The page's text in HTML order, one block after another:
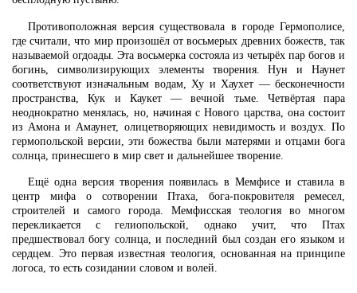
Противоположная версия существовала в городе Гермополисе,
где считали, что мир произошёл от восьмерых древних божеств, так
называемой огдоады. Эта восьмерка состояла из четырёх пар богов и
богинь, символизирующих элементы творения. Нун и Наунет
соответствуют изначальным водам, Ху и Хаухет — бесконечности
пространства, Кук и Каукет — вечной тьме. Четвёртая пара
неоднократно менялась, но, начиная с Нового царства, она состоит
из Амона и Амаунет, олицетворяющих невидимость и воздух. По
гермопольской версии, эти божества были матерями и отцами бога
солнца, принесшего в мир свет и дальнейшее творение.
Ещё одна версия творения появилась в Мемфисе и ставила в
центр мифа о сотворении Птаха, бога-покровителя ремесел,
строителей и самого города. Мемфисская теология во многом
перекликается с гелиопольской, однако учит, что Птах
предшествовал богу солнца, и последний был создан его языком и
сердцем. Это первая известная теология, основанная на принципе
логоса, то есть созидании словом и волей.